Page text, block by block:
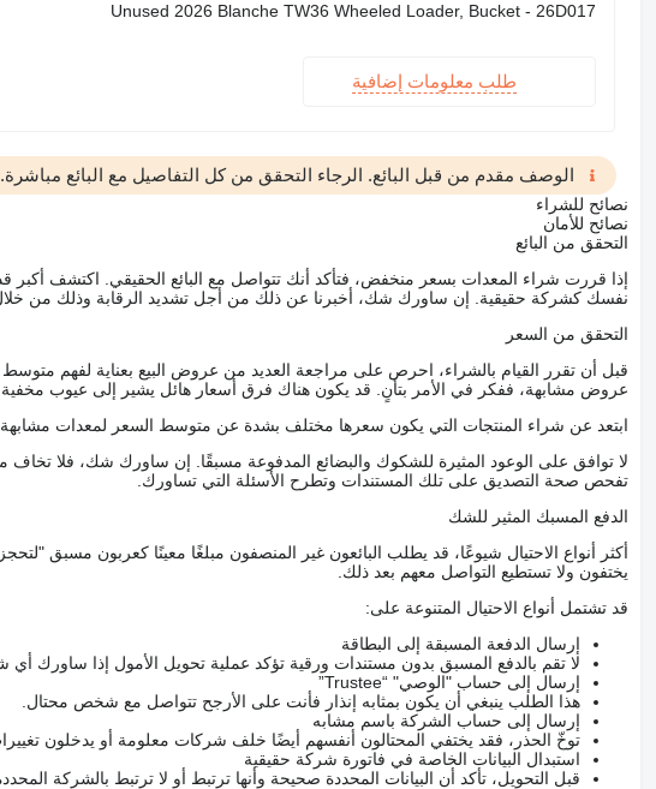
Unused 2026 Blanche TW36 Wheeled Loader, Bucket - 26D017
طلب معلومات إضافية
الوصف مقدم من قبل البائع. الرجاء التحقق من كل التفاصيل مع البائع مباشرة.
نصائح للشراء
نصائح للأمان
التحقق من البائع
إذا قررت شراء المعدات بسعر منخفض، فتأكد أنك تتواصل مع البائع الحقيقي. اكتشف
نفسك كشركة حقيقية. إن ساورك شك، أخبرنا عن ذلك من أجل تشديد الرقابة وذلك من خلال
التحقق من السعر
قبل أن تقرر القيام بالشراء، احرص على مراجعة العديد من عروض البيع بعناية لفهم
عروض مشابهة، ففكر في الأمر بتأنٍ. قد يكون هناك فرق أسعار هائل يشير إلى عيوب مخفية أو
ابتعد عن شراء المنتجات التي يكون سعرها مختلف بشدة عن متوسط السعر لمعدات مشابهة.
لا توافق على الوعود المثيرة للشكوك والبضائع المدفوعة مسبقًا. إن ساورك شك، فلا
تفحص صحة التصديق على تلك المستندات وتطرح الأسئلة التي تساورك.
الدفع المسبك المثير للشك
أكثر أنواع الاحتيال شيوعًا، قد يطلب البائعون غير المنصفون مبلغًا معينًا كعربون مسبق
يختفون ولا تستطيع التواصل معهم بعد ذلك.
قد تشتمل أنواع الاحتيال المتنوعة على:
إرسال الدفعة المسبقة إلى البطاقة
لا تقم بالدفع المسبق بدون مستندات ورقية تؤكد عملية تحويل الأمول إذا ساورك أي
إرسال إلى حساب "الوصي" “Trustee”
هذا الطلب ينبغي أن يكون بمثابه إنذار فأنت على الأرجح تتواصل مع شخص محتال.
إرسال إلى حساب الشركة باسم مشابه
توخّ الحذر، فقد يختفي المحتالون أنفسهم أيضًا خلف شركات معلومة أو يدخلون
استبدال البيانات الخاصة في فاتورة شركة حقيقية
قبل التحويل، تأكد أن البيانات المحددة صحيحة وأنها ترتبط أو لا ترتبط بالشركة